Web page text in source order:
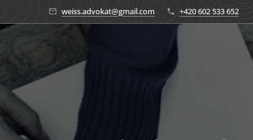
weiss.advokat@gmail.com +420 602 533 652